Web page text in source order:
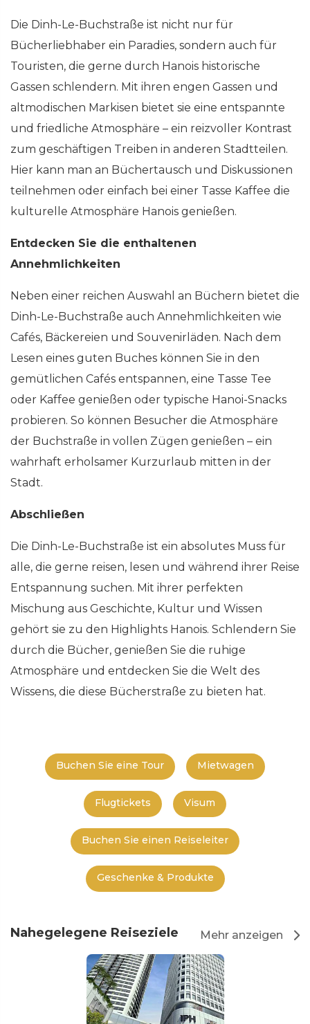
Die Dinh-Le-Buchstraße ist nicht nur für
Bücherliebhaber ein Paradies, sondern auch für
Touristen, die gerne durch Hanois historische
Gassen schlendern. Mit ihren engen Gassen und
altmodischen Markisen bietet sie eine entspannte
und friedliche Atmosphäre – ein reizvoller Kontrast
zum geschäftigen Treiben in anderen Stadtteilen.
Hier kann man an Büchertausch und Diskussionen
teilnehmen oder einfach bei einer Tasse Kaffee die
kulturelle Atmosphäre Hanois genießen.
Entdecken Sie die enthaltenen
Annehmlichkeiten
Neben einer reichen Auswahl an Büchern bietet die
Dinh-Le-Buchstraße auch Annehmlichkeiten wie
Cafés, Bäckereien und Souvenirläden. Nach dem
Lesen eines guten Buches können Sie in den
gemütlichen Cafés entspannen, eine Tasse Tee
oder Kaffee genießen oder typische Hanoi-Snacks
probieren. So können Besucher die Atmosphäre
der Buchstraße in vollen Zügen genießen – ein
wahrhaft erholsamer Kurzurlaub mitten in der
Stadt.
Abschließen
Die Dinh-Le-Buchstraße ist ein absolutes Muss für
alle, die gerne reisen, lesen und während ihrer Reise
Entspannung suchen. Mit ihrer perfekten
Mischung aus Geschichte, Kultur und Wissen
gehört sie zu den Highlights Hanois. Schlendern Sie
durch die Bücher, genießen Sie die ruhige
Atmosphäre und entdecken Sie die Welt des
Wissens, die diese Bücherstraße zu bieten hat.
Buchen Sie eine Tour Mietwagen
Flugtickets Visum
Buchen Sie einen Reiseleiter
Geschenke & Produkte
Nahegelegene Reiseziele Mehr anzeigen